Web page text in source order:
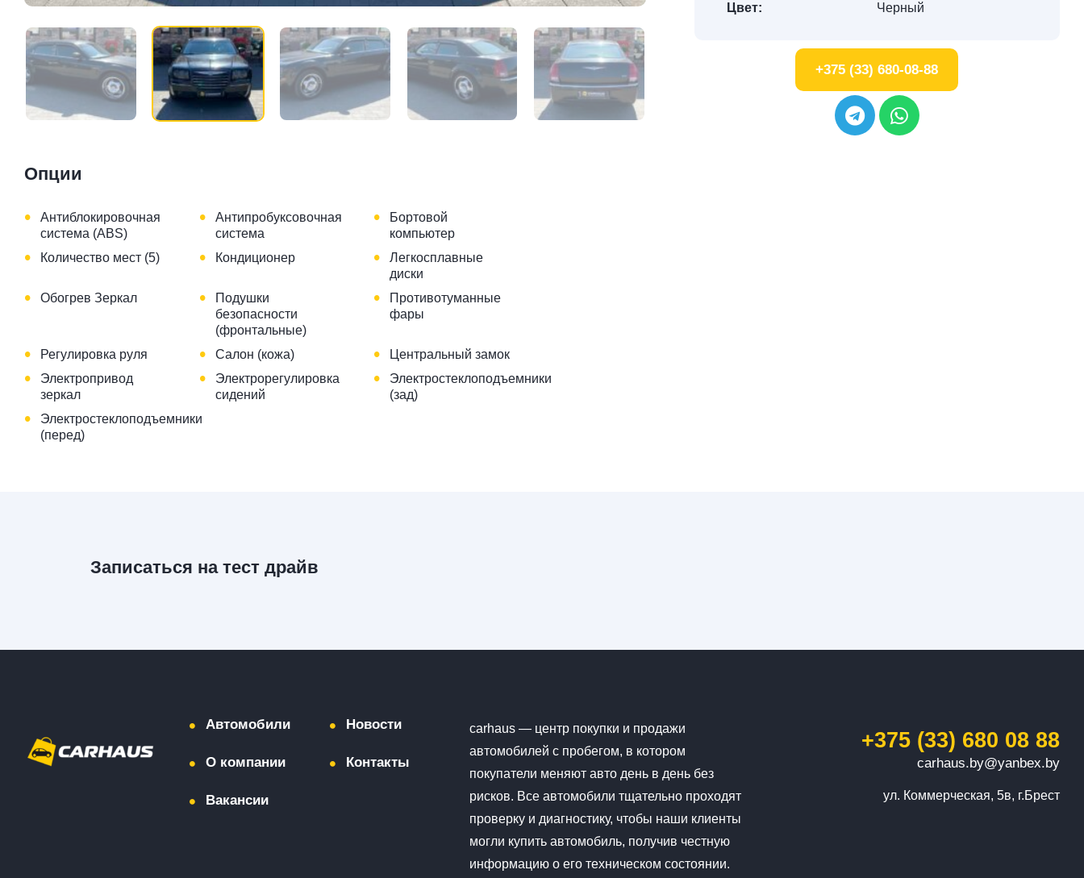
Опции
•
Антиблокировочная
система (ABS)
•
Антипробуксовочная
система
•
Бортовой
компьютер
• Количество мест (5) • Кондиционер •
Легкосплавные
диски
• Обогрев Зеркал •
Подушки
безопасности
(фронтальные)
•
Противотуманные
фары
• Регулировка руля • Салон (кожа) • Центральный замок
•
Электропривод
зеркал
•
Электрорегулировка
сидений
•
Электростеклоподъемники
(зад)
•
Электростеклоподъемники
(перед)
Цвет:
Черный
+375 (33) 680-08-88
Записаться на тест драйв
Автомобили Новости
О компании Контакты
Вакансии
carhaus — центр покупки и продажи
автомобилей с пробегом, в котором
покупатели меняют авто день в день без
рисков. Все автомобили тщательно проходят
проверку и диагностику, чтобы наши клиенты
могли купить автомобиль, получив честную
информацию о его техническом состоянии.
+375 (33) 680 08 88
carhaus.by@yanbex.by
ул. Коммерческая, 5в, г.Брест